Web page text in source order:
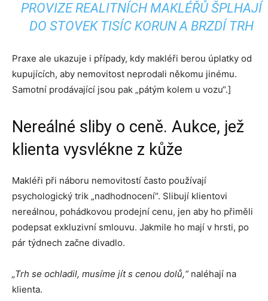
PROVIZE REALITNÍCH MAKLÉŘŮ ŠPLHAJÍ
DO STOVEK TISÍC KORUN A BRZDÍ TRH
Praxe ale ukazuje i případy, kdy makléři berou úplatky od
kupujících, aby nemovitost neprodali někomu jinému.
Samotní prodávající jsou pak „pátým kolem u vozu“.]
Nereálné sliby o ceně. Aukce, jež
klienta vysvlékne z kůže
Makléři při náboru nemovitostí často používají
psychologický trik „nadhodnocení“. Slibují klientovi
nereálnou, pohádkovou prodejní cenu, jen aby ho přiměli
podepsat exkluzivní smlouvu. Jakmile ho mají v hrsti, po
pár týdnech začne divadlo.
„Trh se ochladil, musíme jít s cenou dolů,“naléhají na
klienta.